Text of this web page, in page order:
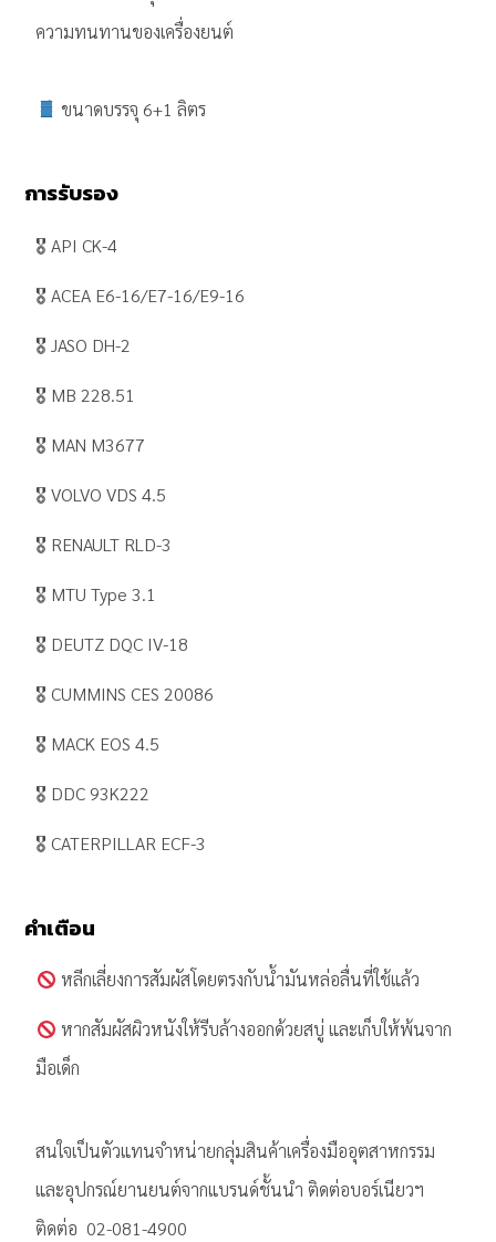
ความทนทานของเครื่องยนต์
ขนาดบรรจุ 6+1 ลิตร
การรับรอง
🎖 API CK-4
🎖 ACEA E6-16/E7-16/E9-16
🎖 JASO DH-2
🎖 MB 228.51
🎖 MAN M3677
🎖 VOLVO VDS 4.5
🎖 RENAULT RLD-3
🎖 MTU Type 3.1
🎖 DEUTZ DQC IV-18
🎖 CUMMINS CES 20086
🎖 MACK EOS 4.5
🎖 DDC 93K222
🎖 CATERPILLAR ECF-3
คำเตือน
หลีกเลี่ยงการสัมผัสโดยตรงกับน้ำมันหล่อลื่นที่ใช้แล้ว
หากสัมผัสผิวหนังให้รีบล้างออกด้วยสบู่ และเก็บให้พ้นจาก
มือเด็ก
สนใจเป็นตัวแทนจำหน่ายกลุ่มสินค้าเครื่องมืออุตสาหกรรม
และอุปกรณ์ยานยนต์จากแบรนด์ชั้นนำ ติดต่อบอร์เนียวฯ
ติดต่อ 02-081-4900